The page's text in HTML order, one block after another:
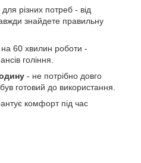
для різних потреб - від
знайдете правильну
на 60 хвилин роботи -
гоління.
- не потрібно довго
готовий до використання.
комфорт під час